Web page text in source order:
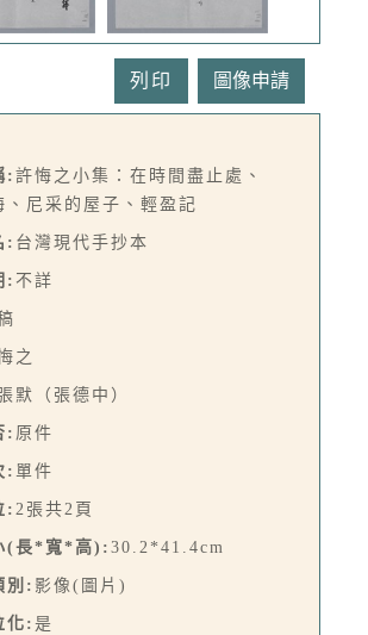
列印
: 許悔之小集：在時間盡止處、
、尼采的屋子、輕盈記
: 台灣現代手抄本
: 不詳
之
默（張德中）
: 原件
: 單件
: 2張共2頁
(長*寬*高): 30.2*41.4cm
別: 影像(圖片)
化:是